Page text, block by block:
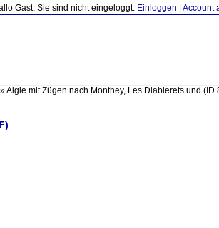
Gast, Sie sind nicht eingeloggt. Einloggen Account
»Aigle mit Zügen nach Monthey, Les Diablerets und (ID